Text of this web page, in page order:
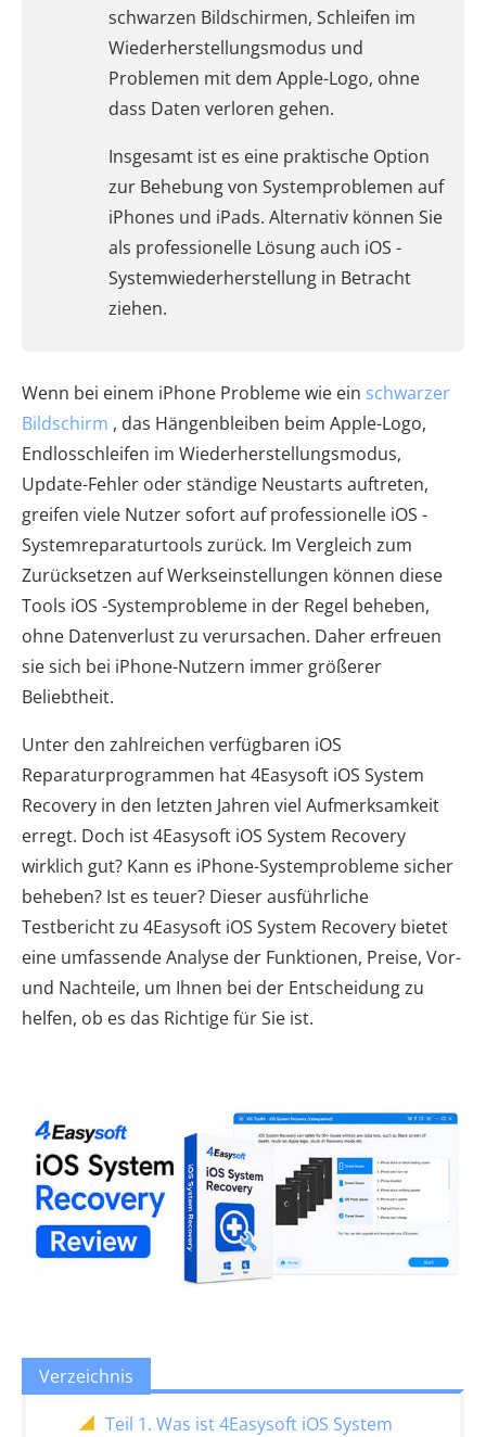
schwarzen Bildschirmen, Schleifen im
Wiederherstellungsmodus und
Problemen mit dem Apple-Logo, ohne
dass Daten verloren gehen.
Insgesamt ist es eine praktische Option
zur Behebung von Systemproblemen auf
iPhones und iPads. Alternativ können Sie
als professionelle Lösung auch iOS -
Systemwiederherstellung in Betracht
ziehen.
Wenn bei einem iPhone Probleme wie ein schwarzer
Bildschirm , das Hängenbleiben beim Apple-Logo,
Endlosschleifen im Wiederherstellungsmodus,
Update-Fehler oder ständige Neustarts auftreten,
greifen viele Nutzer sofort auf professionelle iOS -
Systemreparaturtools zurück. Im Vergleich zum
Zurücksetzen auf Werkseinstellungen können diese
Tools iOS -Systemprobleme in der Regel beheben,
ohne Datenverlust zu verursachen. Daher erfreuen
sie sich bei iPhone-Nutzern immer größerer
Beliebtheit.
Unter den zahlreichen verfügbaren iOS
Reparaturprogrammen hat 4Easysoft iOS System
Recovery in den letzten Jahren viel Aufmerksamkeit
erregt. Doch ist 4Easysoft iOS System Recovery
wirklich gut? Kann es iPhone-Systemprobleme sicher
beheben? Ist es teuer? Dieser ausführliche
Testbericht zu 4Easysoft iOS System Recovery bietet
eine umfassende Analyse der Funktionen, Preise, Vor-
und Nachteile, um Ihnen bei der Entscheidung zu
helfen, ob es das Richtige für Sie ist.
Verzeichnis
Teil 1. Was ist 4Easysoft iOS System